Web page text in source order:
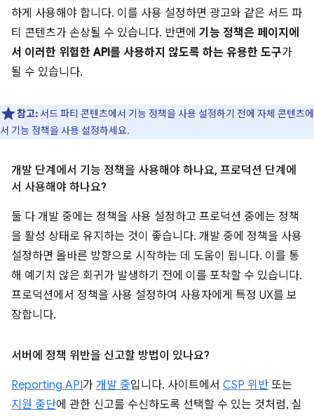
하게 사용해야 합니다. 이를 사용 설정하면 광고와 같은 서드 파
티 콘텐츠가 손상될 수 있습니다. 반면에 기능 정책은 페이지에
서 이러한 위험한 API를 사용하지 않도록 하는 유용한 도구가
될 수 있습니다.
참고: 서드 파티 콘텐츠에서 기능 정책을 사용 설정하기 전에 자체 콘텐츠에
서 기능 정책을 사용 설정하세요.
개발 단계에서 기능 정책을 사용해야 하나요, 프로덕션 단계에
서 사용해야 하나요?
둘 다 개발 중에는 정책을 사용 설정하고 프로덕션 중에는 정책
을 활성 상태로 유지하는 것이 좋습니다. 개발 중에 정책을 사용
설정하면 올바른 방향으로 시작하는 데 도움이 됩니다. 이를 통
해 예기치 않은 회귀가 발생하기 전에 이를 포착할 수 있습니다.
프로덕션에서 정책을 사용 설정하여 사용자에게 특정 UX를 보
장합니다.
서버에 정책 위반을 신고할 방법이 있나요?
Reporting API가 개발 중입니다. 사이트에서 CSP 위반 또는
지원 중단에 관한 신고를 수신하도록 선택할 수 있는 것처럼, 실